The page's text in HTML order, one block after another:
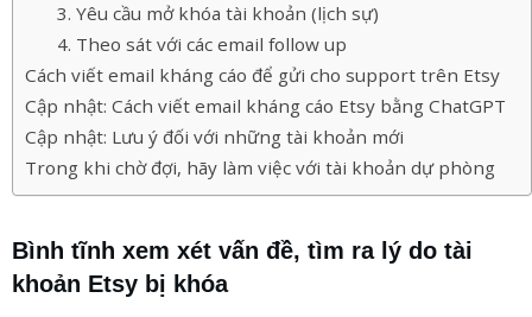
3. Yêu cầu mở khóa tài khoản (lịch sự)
4. Theo sát với các email follow up
Cách viết email kháng cáo để gửi cho support trên Etsy
Cập nhật: Cách viết email kháng cáo Etsy bằng ChatGPT
Cập nhật: Lưu ý đối với những tài khoản mới
Trong khi chờ đợi, hãy làm việc với tài khoản dự phòng
Bình tĩnh xem xét vấn đề, tìm ra lý do tài
khoản Etsy bị khóa